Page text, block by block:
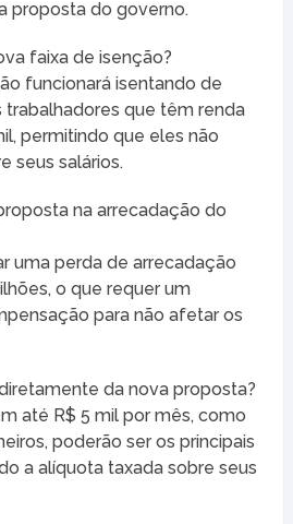
proposta do governo.
faixa de isenção?
funcionará isentando de
que têm renda
permitindo que eles não
seus salários.
na arrecadação do
uma perda de arrecadação
o que requer um
para não afetar os
da nova proposta?
até R$ 5 mil por mês, como
poderão ser os principais
a alíquota taxada sobre seus